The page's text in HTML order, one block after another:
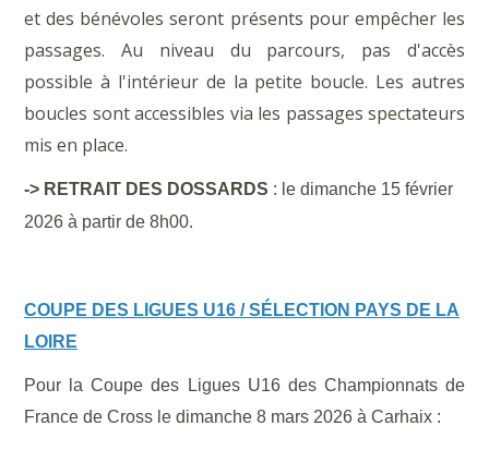
et des bénévoles seront présents pour empêcher les
passages. Au niveau du parcours, pas d'accès
possible à l'intérieur de la petite boucle. Les autres
boucles sont accessibles via les passages spectateurs
mis en place.
-> RETRAIT DES DOSSARDS : le dimanche 15 février
2026 à partir de 8h00.
COUPE DES LIGUES U16 / SÉLECTION PAYS DE LA
LOIRE
Pour la Coupe des Ligues U16 des Championnats de
France de Cross le dimanche 8 mars 2026 à Carhaix :